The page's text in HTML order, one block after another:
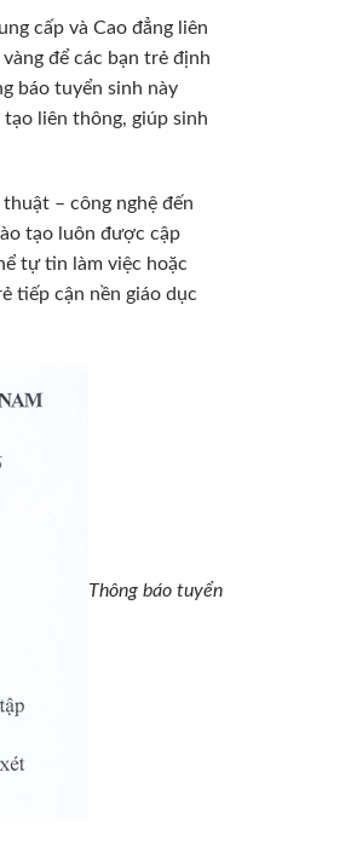
cấp và Cao đẳng liên
để các bạn trẻ định
báo tuyển sinh này
liên thông, giúp sinh
– công nghệ đến
tạo luôn được cập
tự tin làm việc hoặc
tiếp cận nền giáo dục
Thông báo tuyển